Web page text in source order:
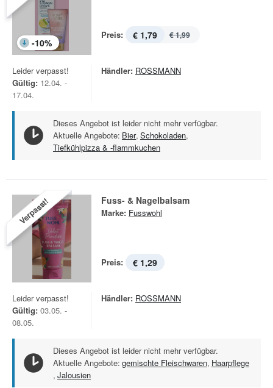
-10%
Preis: € 1,79 € 1,99
Leider verpasst!
Gültig: 12.04. -
17.04.
Händler: ROSSMANN
Dieses Angebot ist leider nicht mehr verfügbar.
Aktuelle Angebote: Bier, Schokoladen,
Tiefkühlpizza & -flammkuchen
Verpasst! Fuss- & Nagelbalsam
Marke: Fusswohl
Preis: € 1,29
Leider verpasst!
Gültig: 03.05. -
08.05.
Händler: ROSSMANN
Dieses Angebot ist leider nicht mehr verfügbar.
Aktuelle Angebote: gemischte Fleischwaren, Haarpflege
, Jalousien